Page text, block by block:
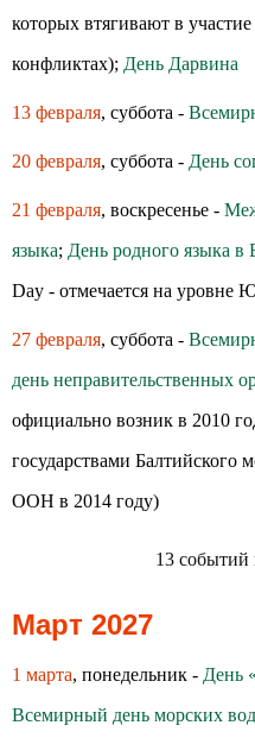
которых втягивают в
конфликтах); День Дарвина
13 февраля, суббота -
20 февраля, суббота - День
21 февраля, воскресенье -
языка; День родного языка в
Day - отмечается на
27 февраля, суббота -
день неправительственных
официально возник в 2010
государствами Балтийского
ООН в 2014 году)
13
Март 2027
1 марта, понедельник - День
Всемирный день морских